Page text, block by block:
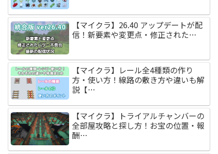
【マイクラ】26.40 アップデートが配
信！新要素や変更点・修正された…
【マイクラ】レール全4種類の作り
方・使い方！線路の敷き方や違いも解
説【…
【マイクラ】トライアルチャンバーの
全部屋攻略と探し方！お宝の位置・報
酬…